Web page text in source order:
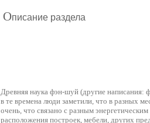
Описание раздела
Древняя наука фэн-шуй (другие
в те времена люди заметили, что в разных
очень, что связано с разным
расположения построек, мебели, других